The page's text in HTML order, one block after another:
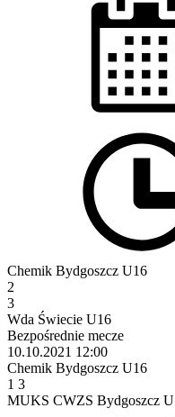
Chemik Bydgoszcz U16
2
3
Wda Świecie U16
Bezpośrednie mecze
10.10.2021 12:00
Chemik Bydgoszcz U16
1 3
MUKS CWZS Bydgoszcz